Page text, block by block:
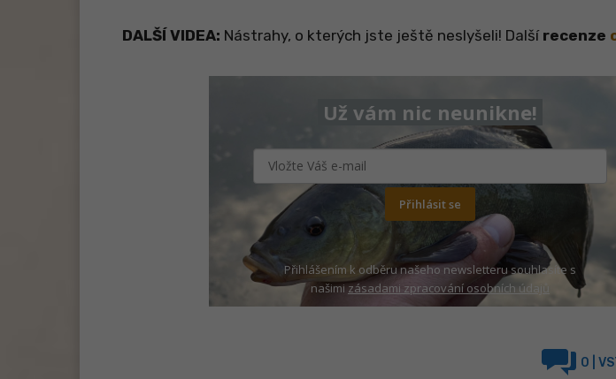
DALŠÍ VIDEA: Nástrahy, o kterých jste ještě neslyšeli! Další recenze
Už vám nic neunikne!
Přihlásit se
Přihlášením k odběru našeho newsletteru souhlasíte s
našimizásadami zpracování osobních údajů
0 |